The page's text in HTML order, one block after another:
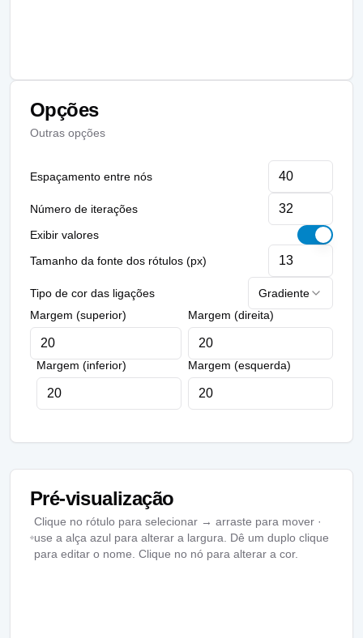
Opções
Outras opções
Espaçamento entre nós
Número de iterações
Exibir valores
Tamanho da fonte dos rótulos (px)
Tipo de cor das ligações
Gradiente
Margem (superior)
Margem (direita)
Margem (inferior) Margem (esquerda)
Pré-visualização
Clique no rótulo para selecionar → arraste para mover ·
use a alça azul para alterar a largura. Dê um duplo clique
para editar o nome. Clique no nó para alterar a cor.